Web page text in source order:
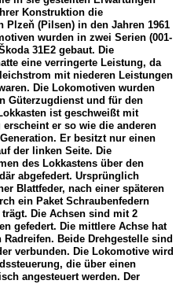
Konstruktion die
(Pilsen) in den Jahren 1961
wurden in zwei Serien (001-
31E2 gebaut. Die
eine verringerte Leistung, da
mit niederen Leistungen
Die Lokomotiven wurden
Güterzugdienst und für den
ist geschweißt mit
er so wie die anderen
Er besitzt nur einen
der linken Seite. Die
des Lokkastens über den
abgefedert. Ursprünglich
Blattfeder, nach einer späteren
ein Paket Schraubenfedern
Die Achsen sind mit 2
gefedert. Die mittlere Achse hat
Beide Drehgestelle sind
verbunden. Die Lokomotive wird
die über einen
angesteuert werden. Der